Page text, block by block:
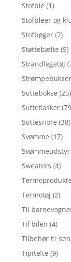
Stofble (1)
Stofbleer og
Stofbøger (7)
Støttebælte (5)
Strandlegetøj
Suttebokse (25)
Sutteflasker
Suttesnore (38)
Svømme (17)
Svømmeudstyr
Sweaters (4)
Termotøj (2)
Til
Til bilen (4)
Tilbehør til
Tipitelte (9)